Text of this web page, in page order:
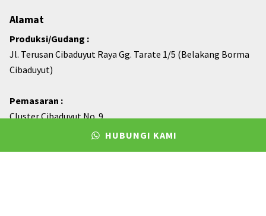
Alamat
Produksi/Gudang :
Jl. Terusan Cibaduyut Raya Gg. Tarate 1/5 (Belakang Borma
Cibaduyut)
Pemasaran :
Cluster Cibaduyut No. 9
Jl. Raya Cibaduyut. Kel. Cibaduyut Wetan Kec. Bojongloa
HUBUNGI KAMI